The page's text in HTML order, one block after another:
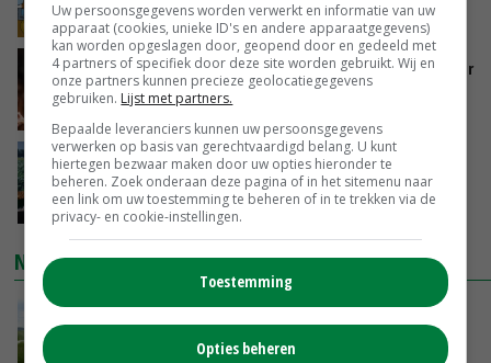
GISTEREN, 15:33
Vlaamse varkensstapel krimpt, pluimveesector
groeit door schaalvergroting
‘Cijfer jezelf niet weg en doe vooral ook waar
je gelukkig van wordt’
GISTEREN, 13:31
NIEUWSTE VIDEO'S
POAH!: John Deere 7730
GISTEREN, 10:00
Uw persoonsgegevens worden verwerkt en informatie van uw
apparaat (cookies, unieke ID's en andere apparaatgegevens)
kan worden opgeslagen door, geopend door en gedeeld met
4 partners of specifiek door deze site worden gebruikt. Wij en
onze partners kunnen precieze geolocatiegegevens
gebruiken. Lijst met partners.
Bepaalde leveranciers kunnen uw persoonsgegevens
verwerken op basis van gerechtvaardigd belang. U kunt
hiertegen bezwaar maken door uw opties hieronder te
beheren. Zoek onderaan deze pagina of in het sitemenu naar
een link om uw toestemming te beheren of in te trekken via de
privacy- en cookie-instellingen.
Toestemming
Opties beheren